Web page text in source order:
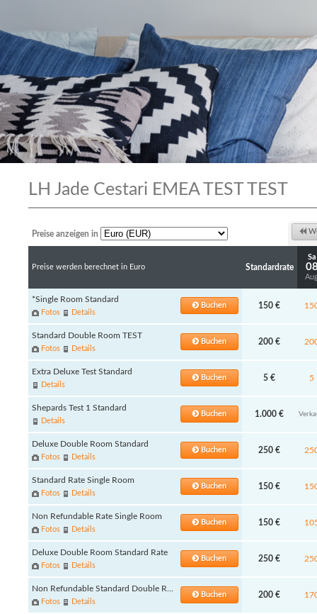
LH Jade Cestari EMEA TEST TEST
Preise anzeigen in
Preise werden berechnet in Euro Standardrate
Sa
*Single Room Standard
Fotos Details
Buchen 150 €
Standard Double Room TEST
Fotos Details
Buchen 200 €
Extra Deluxe Test Standard
Details
Buchen 5 € 5
Shepards Test 1 Standard
Details
Buchen 1.000 €
Deluxe Double Room Standard
Fotos Details
Buchen 250 €
Standard Rate Single Room
Fotos Details
Buchen 150 €
Non Refundable Rate Single Room
Fotos Details
Buchen 150 €
Deluxe Double Room Standard Rate
Fotos Details
Buchen 250 €
Fotos Details
Buchen 200 €